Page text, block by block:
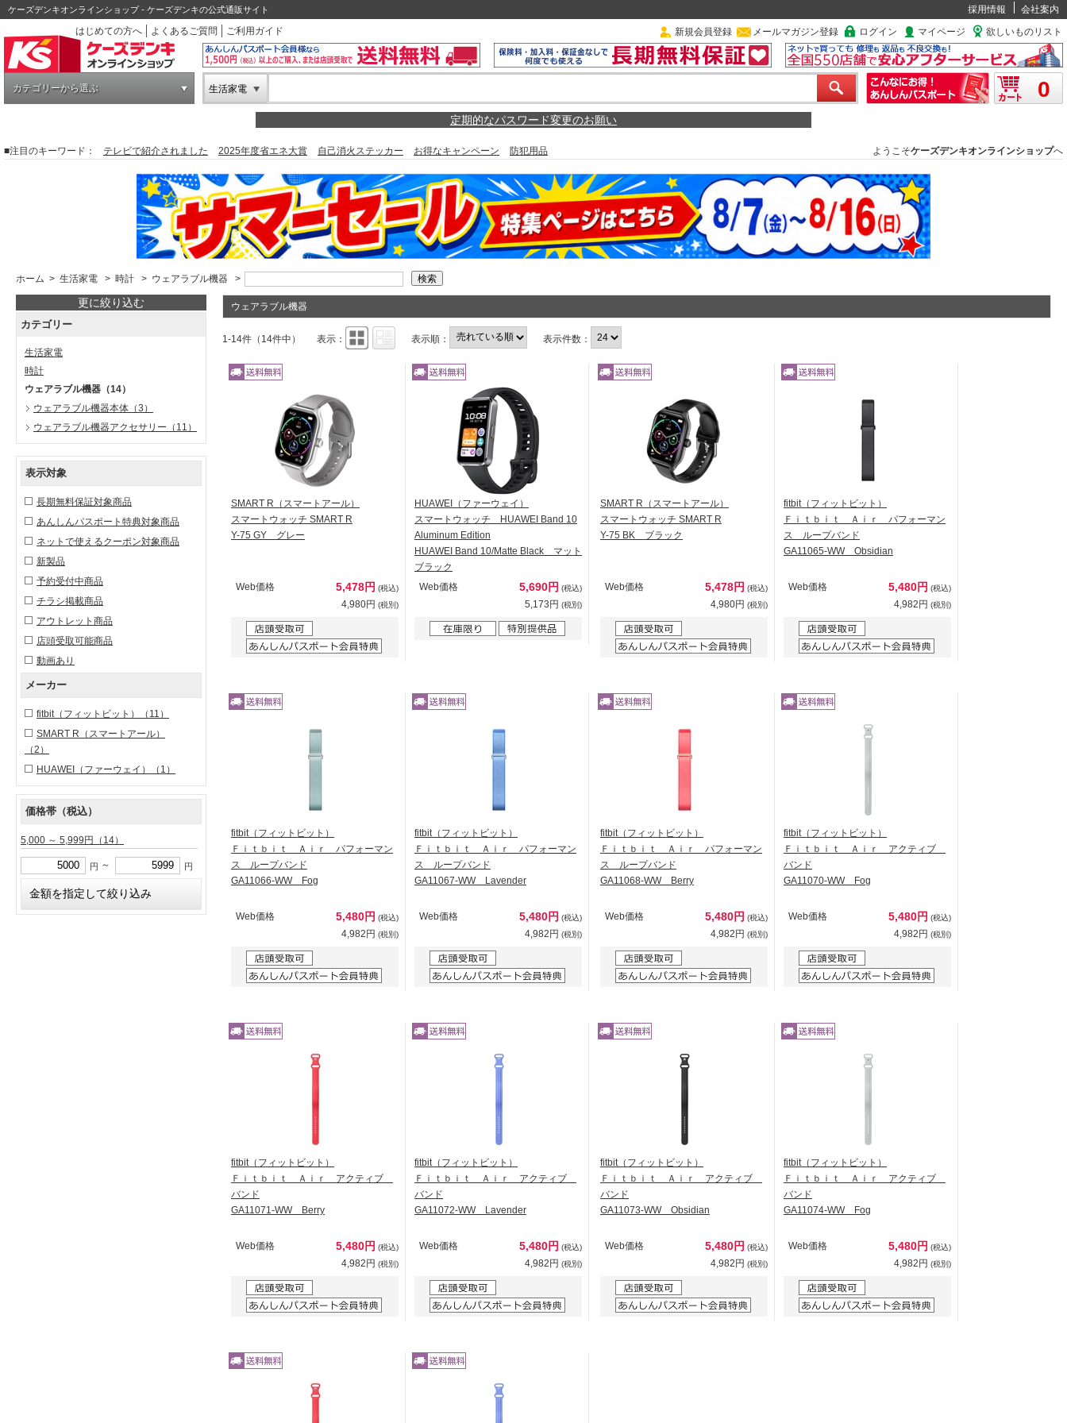
ケーズデンキオンラインショップ - ケーズデンキの公式通販サイト 採用情報
会社案内
はじめての方へ
よくあるご質問 ご利用ガイド 新規会員登録 メールマガジン登録 ログイン マイページ 欲しいものリスト
カテゴリーから選ぶ 生活家電 0
定期的なパスワード変更のお願い
■注目のキーワード： テレビで紹介されました 2025年度省エネ大賞 自己消火ステッカー お得なキャンペーン 防犯用品 ようこそケーズデンキオンラインショップへ
ホーム > 生活家電 > 時計 > ウェアラブル機器 >
更に絞り込む
カテゴリー
生活家電
時計
ウェアラブル機器 （14）
ウェアラブル機器本体 （3）
ウェアラブル機器アクセサリー （11）
表示対象
長期無料保証対象商品
あんしんパスポート特典対象商品
ネットで使えるクーポン対象商品
新製品
予約受付中商品
チラシ掲載商品
アウトレット商品
店頭受取可能商品
動画あり
メーカー
fitbit（フィットビット）
（11）
SMART R（スマートアール）
（2）
HUAWEI（ファーウェイ）
（1）
価格帯（税込）
5,000 ～ 5,999円 （14）
円 ～ 円
ウェアラブル機器
1-14件（14件中） 表示： 表示順： 表示件数：
SMART R（スマートアール）
スマートウォッチ SMART R
Y-75 GY グレー
Web価格 5,478円 (税込)
4,980円 (税別)
HUAWEI（ファーウェイ）
スマートウォッチ HUAWEI Band 10
Aluminum Edition
HUAWEI Band 10/Matte Black マット
ブラック
Web価格
5,690円 (税込)
5,173円 (税別)
SMART R（スマートアール）
スマートウォッチ SMART R
Y-75 BK ブラック
Web価格 5,478円 (税込)
4,980円 (税別)
fitbit（フィットビット）
Ｆｉｔｂｉｔ Ａｉｒ パフォーマン
ス ループバンド
GA11065-WW Obsidian
Web価格 5,480円 (税込)
4,982円 (税別)
fitbit（フィットビット）
Ｆｉｔｂｉｔ Ａｉｒ パフォーマン
ス ループバンド
GA11066-WW Fog
Web価格 5,480円 (税込)
4,982円 (税別)
fitbit（フィットビット）
Ｆｉｔｂｉｔ Ａｉｒ パフォーマン
ス ループバンド
GA11067-WW Lavender
Web価格 5,480円 (税込)
4,982円 (税別)
fitbit（フィットビット）
Ｆｉｔｂｉｔ Ａｉｒ パフォーマン
ス ループバンド
GA11068-WW Berry
Web価格 5,480円 (税込)
4,982円 (税別)
fitbit（フィットビット）
Ｆｉｔｂｉｔ Ａｉｒ アクティブ
バンド
GA11070-WW Fog
Web価格 5,480円 (税込)
4,982円 (税別)
fitbit（フィットビット）
Ｆｉｔｂｉｔ Ａｉｒ アクティブ
バンド
GA11071-WW Berry
Web価格 5,480円 (税込)
4,982円 (税別)
fitbit（フィットビット）
Ｆｉｔｂｉｔ Ａｉｒ アクティブ
バンド
GA11072-WW Lavender
Web価格 5,480円 (税込)
4,982円 (税別)
fitbit（フィットビット）
Ｆｉｔｂｉｔ Ａｉｒ アクティブ
バンド
GA11073-WW Obsidian
Web価格 5,480円 (税込)
4,982円 (税別)
fitbit（フィットビット）
Ｆｉｔｂｉｔ Ａｉｒ アクティブ
バンド
GA11074-WW Fog
Web価格 5,480円 (税込)
4,982円 (税別)